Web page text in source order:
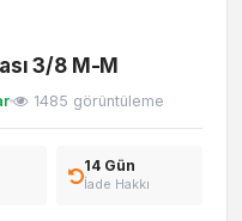
3/8 M-M
1485 görüntüleme
14 Gün
İade Hakkı